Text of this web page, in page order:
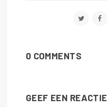
0 COMMENTS
GEEF EEN REACTIE